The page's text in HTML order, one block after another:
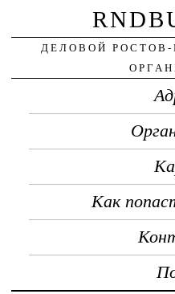
ДЕЛОВОЙ
Как